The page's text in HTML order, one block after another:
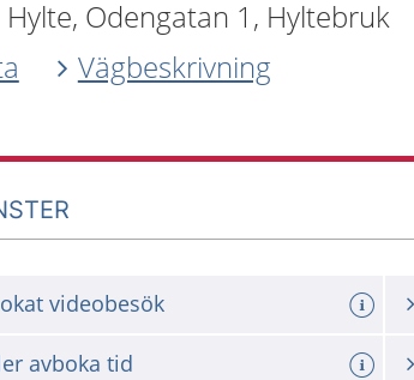
Odengatan 1, Hyltebruk
Vägbeskrivning
videobesök
avboka tid